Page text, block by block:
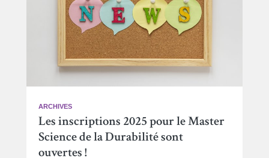
ARCHIVES
Les inscriptions 2025 pour le Master
Science de la Durabilité sont
ouvertes !